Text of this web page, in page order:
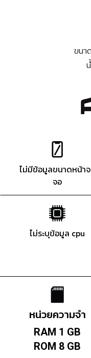
ขนา
ไม่มีข้อมูลขนาดหน้า
จอ
ไม่ระบุข้อมูล cpu
หน่วยความจำ
RAM 1 GB
ROM 8 GB